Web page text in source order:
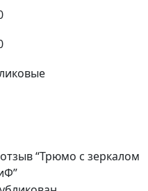
“Трюмо с зеркалом